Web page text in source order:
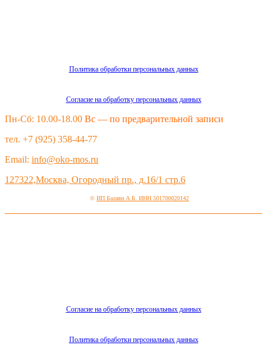
Политика обработки персональных данных
Согласие на обработку персональных данных
Пн-Сб: 10.00-18.00 Вс — по предварительной записи
тел. +7 (925) 358-44-77
Email: info@oko-mos.ru
127322,Москва, Огородный пр., д.16/1 стр.6
© ИП Балаян А.Б. ИНН 501700020142
Согласие на обработку персональных данных
Политика обработки персональных данных